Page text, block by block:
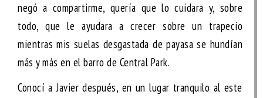
negó a compartirme, quería que lo cuidara y, sobre
todo, que le ayudara a crecer sobre un trapecio
mientras mis suelas desgastada de payasa se hundían
más y más en el barro de Central Park.
Conocí a Javier después, en un lugar tranquilo al este